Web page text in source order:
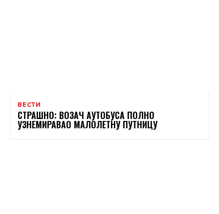
ВЕСТИ
СТРАШНО: ВОЗАЧ АУТОБУСА ПОЛНО
УЗНЕМИРАВАО МАЛОЛЕТНУ ПУТНИЦУ